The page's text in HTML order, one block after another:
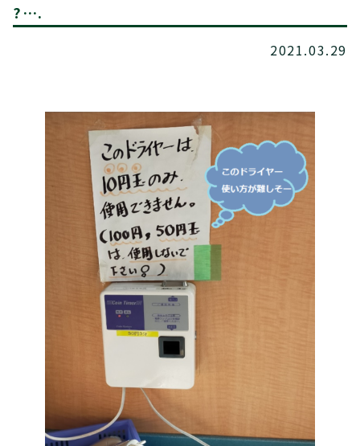
?….
2021.03.29